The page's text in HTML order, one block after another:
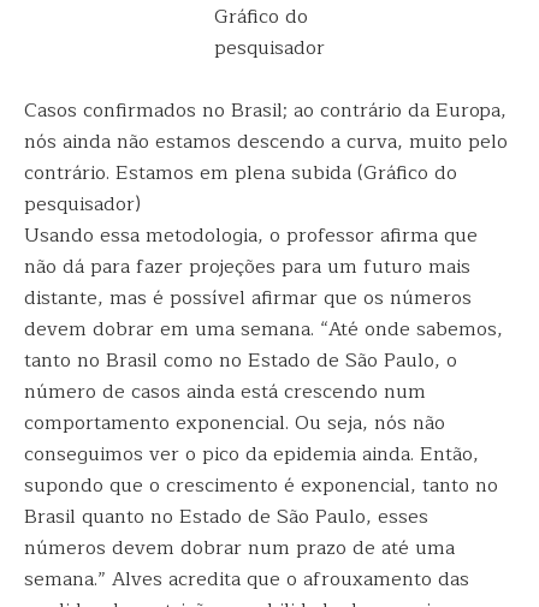
Gráfico do
pesquisador
Casos confirmados no Brasil; ao contrário da Europa,
nós ainda não estamos descendo a curva, muito pelo
contrário. Estamos em plena subida (Gráfico do
pesquisador)
Usando essa metodologia, o professor afirma que
não dá para fazer projeções para um futuro mais
distante, mas é possível afirmar que os números
devem dobrar em uma semana. “Até onde sabemos,
tanto no Brasil como no Estado de São Paulo, o
número de casos ainda está crescendo num
comportamento exponencial. Ou seja, nós não
conseguimos ver o pico da epidemia ainda. Então,
supondo que o crescimento é exponencial, tanto no
Brasil quanto no Estado de São Paulo, esses
números devem dobrar num prazo de até uma
semana.” Alves acredita que o afrouxamento das